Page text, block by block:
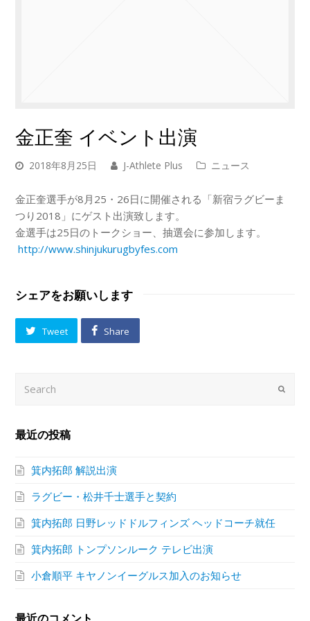
金正奎 イベント出演
2018年8月25日 J-Athlete Plus ニュース
金正奎選手が8月25・26日に開催される「新宿ラグビーま
つり2018」にゲスト出演致します。
金選手は25日のトークショー、抽選会に参加します。
http://www.shinjukurugbyfes.com
シェアをお願いします
Tweet Share
Submit
最近の投稿
箕内拓郎 解説出演
ラグビー・松井千士選手と契約
箕内拓郎 日野レッドドルフィンズ ヘッドコーチ就任
箕内拓郎 トンプソンルーク テレビ出演
小倉順平 キヤノンイーグルス加入のお知らせ